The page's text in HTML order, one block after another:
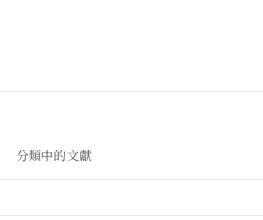
分類中的文獻